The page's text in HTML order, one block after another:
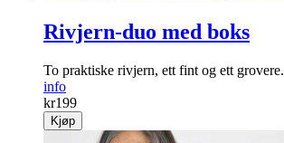
Rivjern-duo med boks
To praktiske rivjern, ett fint og ett grovere.
info
kr199
Kjøp